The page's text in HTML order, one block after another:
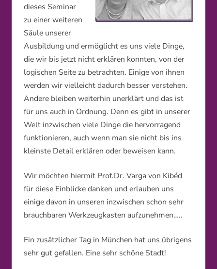
dieses Seminar
zu einer weiteren
Säule unserer
Ausbildung und ermöglicht es uns viele Dinge,
die wir bis jetzt nicht erklären konnten, von der
logischen Seite zu betrachten. Einige von ihnen
werden wir vielleicht dadurch besser verstehen.
Andere bleiben weiterhin unerklärt und das ist
für uns auch in Ordnung. Denn es gibt in unserer
Welt inzwischen viele Dinge die hervorragend
funktionieren, auch wenn man sie nicht bis ins
kleinste Detail erklären oder beweisen kann.
Wir möchten hiermit Prof.Dr. Varga von Kibéd
für diese Einblicke danken und erlauben uns
einige davon in unseren inzwischen schon sehr
brauchbaren Werkzeugkasten aufzunehmen…..
Ein zusätzlicher Tag in München hat uns übrigens
sehr gut gefallen. Eine sehr schöne Stadt!